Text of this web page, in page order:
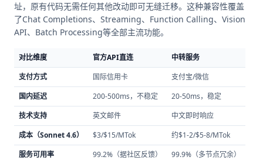
址，原有代码无需任何其他改动即可无缝迁移。这种兼容性覆盖
了Chat Completions、Streaming、Function Calling、Vision
API、Batch Processing等全部主流功能。
对比维度 官方API直连
中转服务
支付方式
国际信用卡
支付宝/微信
国内延迟
200-500ms，不稳定
20-50ms，稳定
技术支持
英文邮件
中文即时响应
成本（Sonnet 4.6）
$3/$15/MTok
约$1-2/$5-8/MTok
服务可用率
99.2%（据社区反馈）
99.9%（多节点冗余）